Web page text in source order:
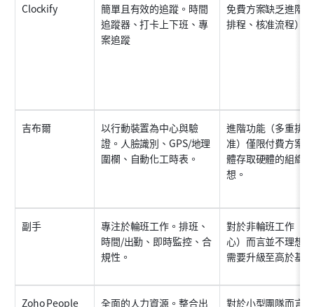
Clockify
簡單且有效的追蹤。時間
追蹤器、打卡上下班、專
案追蹤
免費方案缺乏進階
排程、核准流程）。
吉布爾
以行動裝置為中心與驗
證。人臉識別、GPS/地理
圍欄、自動化工時表。
進階功能（多重排
准）僅限付費方案
體存取硬體的組織
想。
副手
專注於輪班工作。排班、
時間/出勤、即時監控、合
規性。
對於非輪班工作（
心）而言並不理想
需要升級至高於基
Zoho People
全面的人力資源。整合出
對於小型團隊而言